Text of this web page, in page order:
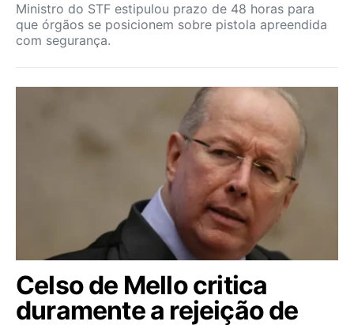
Ministro do STF estipulou prazo de 48 horas para
que órgãos se posicionem sobre pistola apreendida
com segurança.
Celso de Mello critica
duramente a rejeição de